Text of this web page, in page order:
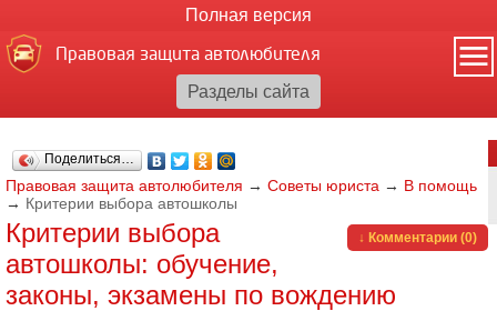
Полная версия
Правовая защита автолюбителя
Поделиться…
Правовая защита автолюбителя → Советы юриста → В помощь
→ Критерии выбора автошколы
↓ Комментарии (0)
Критерии выбора
автошколы: обучение,
законы, экзамены по вождению